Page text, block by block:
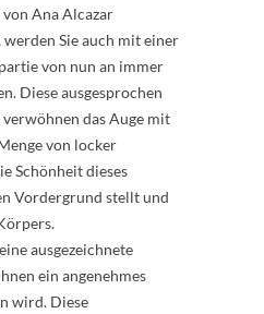
von Ana Alcazar
Sie auch mit einer
von nun an immer
Diese ausgesprochen
das Auge mit
von locker
Schönheit dieses
Vordergrund stellt und
ausgezeichnete
ein angenehmes
wird. Diese